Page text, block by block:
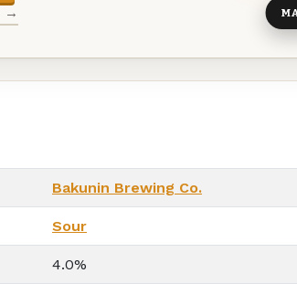
→
Bakunin Brewing Co.
Sour
4.0%